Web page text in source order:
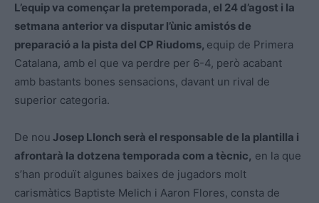
L’equip va començar la pretemporada, el 24 d’agost i la
setmana anterior va disputar l’ùnic amistós de
preparació a la pista del CP Riudoms, equip de Primera
Catalana, amb el que va perdre per 6-4, però acabant
amb bastants bones sensacions, davant un rival de
superior categoria.
De nou Josep Llonch serà el responsable de la plantilla i
afrontarà la dotzena temporada com a tècnic, en la que
s’han produït algunes baixes de jugadors molt
carismàtics Baptiste Melich i Aaron Flores, consta de